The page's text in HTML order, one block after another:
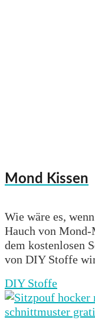
Mond Kissen
Wie wäre es,
Hauch von
dem kostenlosen
von DIY Stoffe
DIY Stoffe